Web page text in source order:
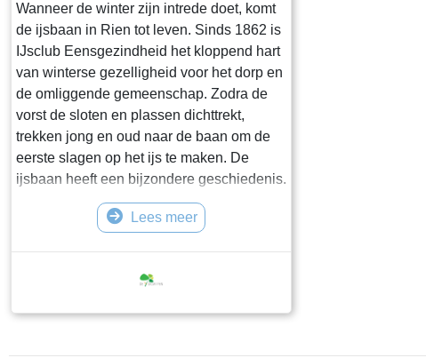
Wanneer de winter zijn intrede doet, komt
de ijsbaan in Rien tot leven. Sinds 1862 is
IJsclub Eensgezindheid het kloppend hart
van winterse gezelligheid voor het dorp en
de omliggende gemeenschap. Zodra de
vorst de sloten en plassen dichttrekt,
trekken jong en oud naar de baan om de
eerste slagen op het ijs te maken. De
ijsbaan heeft een bijzondere geschiedenis.
Ooit schaatste men op de Franekervaart,
waar het ijs vaak ruw en onvoorspelbaar
veilig gereden kon worden. Later kreeg
Lees meer